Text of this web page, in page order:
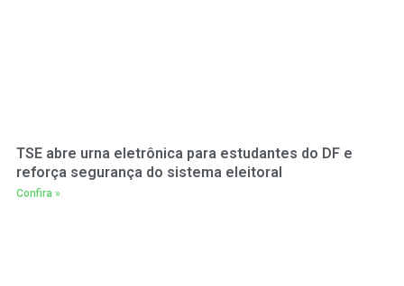
TSE abre urna eletrônica para estudantes do DF e
reforça segurança do sistema eleitoral
Confira »